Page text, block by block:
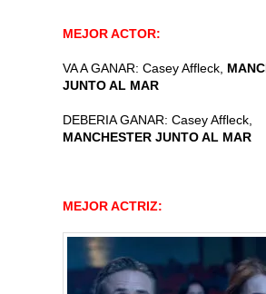
MEJOR ACTOR:
VA A GANAR: Casey Affleck,
JUNTO AL MAR
DEBERIA GANAR: Casey Affleck,
MANCHESTER JUNTO AL MAR
MEJOR ACTRIZ: